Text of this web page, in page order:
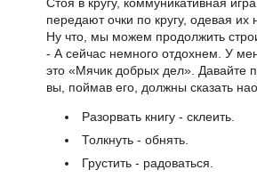
передают очки по кругу, одевая их
Ну что, мы можем продолжить
- А сейчас немного отдохнем. У
это «Мячик добрых дел». Давайте
вы, поймав его, должны сказать
Разорвать книгу - склеить.
Толкнуть - обнять.
Грустить - радоваться.